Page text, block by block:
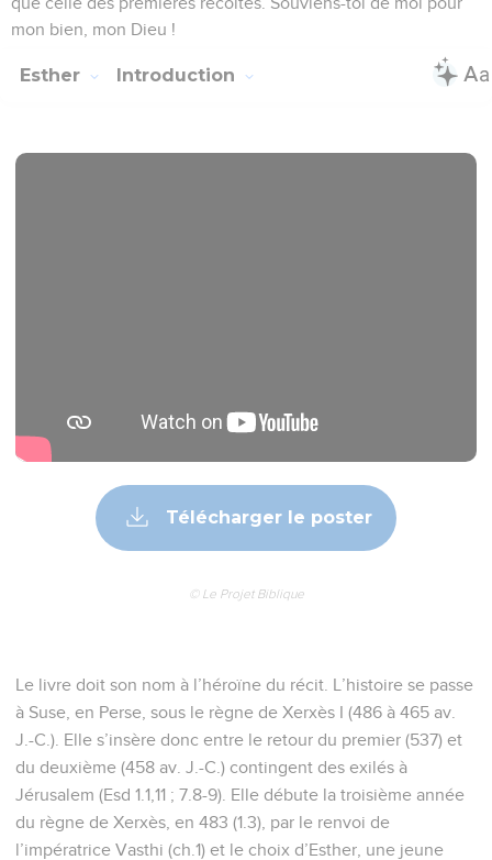
mon bien, mon Dieu !
Esther Introduction
Télécharger le poster
© Le Projet Biblique
Le livre doit son nom à l’héroïne du récit. L’histoire se passe
à Suse, en Perse, sous le règne de Xerxès I (486 à 465 av.
J.-C.). Elle s’insère donc entre le retour du premier (537) et
du deuxième (458 av. J.-C.) contingent des exilés à
Jérusalem (Esd 1.1,11 ; 7.8-9). Elle débute la troisième année
du règne de Xerxès, en 483 (1.3), par le renvoi de
l’impératrice Vasthi (ch.1) et le choix d’Esther, une jeune